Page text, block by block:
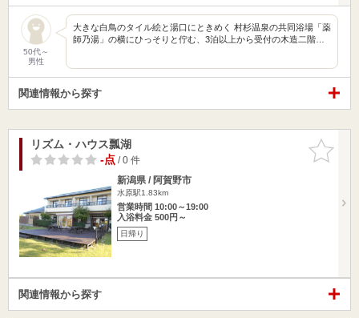
50代～
男性
大きな白鳥のタイル絵と湯口にときめく 村杉温泉の共同浴場「薬
師乃湯」の横にひっそりと佇む、3泊以上から受付の木造二階…
関連情報から探す
お気に入
りに追加
リズム・ハウス瓢湖
-点/ 0 件
新潟県 / 阿賀野市
水原駅1.83km
営業時間 10:00～19:00
入浴料金 500円～
日帰り
関連情報から探す